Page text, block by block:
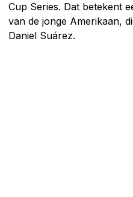
Cup Series. Dat betekent
van de jonge Amerikaan,
Daniel Suárez.